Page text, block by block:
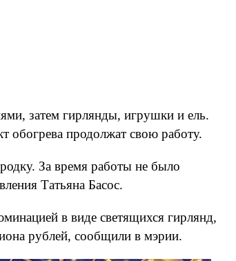
затем гирлянды, игрушки и ель.
обогрева продолжат свою работу.
За время работы не было
Татьяна Басос.
в виде светящихся гирлянд,
рублей, сообщили в мэрии.